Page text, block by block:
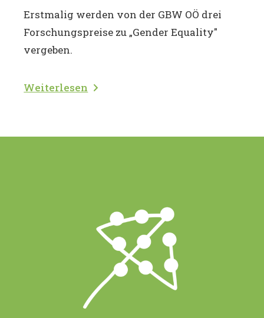
Erstmalig werden von der GBW OÖ drei
Forschungspreise zu „Gender Equality"
vergeben.
Weiterlesen